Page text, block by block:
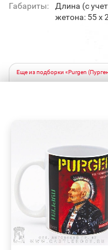
Габариты:
Длина (с
жетона: 55 х
Еще из подборки «Purgen